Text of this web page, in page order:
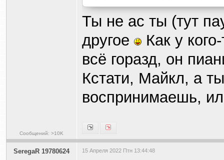
Сообщений: >10K
Ты не ас ты (тут
другое
Как у
всё горазд, он
Кстати, Майкл, а
воспринимаешь,
SeregaR 19780624 15 Апреля 2022 Птн 13:44:48